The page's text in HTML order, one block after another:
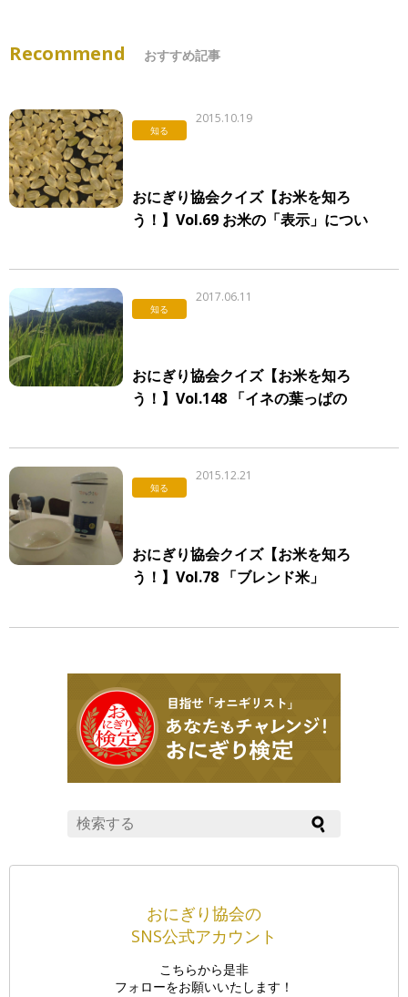
Recommend おすすめ記事
知る
2015.10.19
おにぎり協会クイズ【お米を知ろ
う！】Vol.69 お米の「表示」につい
知る
2017.06.11
おにぎり協会クイズ【お米を知ろ
う！】Vol.148 「イネの葉っぱの
知る
2015.12.21
おにぎり協会クイズ【お米を知ろ
う！】Vol.78 「ブレンド米」
おにぎり協会の
SNS公式アカウント
こちらから是非
フォローをお願いいたします！